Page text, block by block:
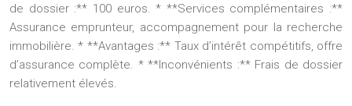
de dossier :** 100 euros. * **Services complémentaires :**
Assurance emprunteur, accompagnement pour la recherche
immobilière. * **Avantages :** Taux d’intérêt compétitifs, offre
d’assurance complète. * **Inconvénients :** Frais de dossier
relativement élevés.